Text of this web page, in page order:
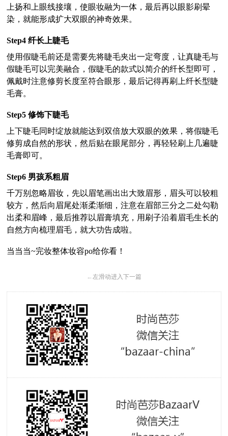
上扬和上眼线接壤，使眼妆融为一体，最后再以眼影刷晕
染，就能形成扩大双眼的神奇效果。
Step4纤长上睫毛
使用假睫毛前还是需要先将睫毛夹出一定弯度，让真睫毛与
假睫毛可以完美融合，假睫毛的款式以简介的纤长型即可，
佩戴时注意修剪长度至符合眼形，最后记得再刷上纤长型睫
毛膏。
Step5修饰下睫毛
上下睫毛同时绽放就能达到双倍放大双眼的效果，将假睫毛
修剪成自然的形状，然后贴在眼尾部分，再轻轻刷上几遍睫
毛膏即可。
Step6 男孩系粗眉
千万别忽略眉妆，先以眉笔画出出大致眉形，眉头可以较粗
较方，然后向眉尾处渐柔渐细，注意在眉部三分之二处勾勒
出柔和眉峰，最后推荐以眉膏填充，用刷子沿着眉毛生长的
自然方向梳理眉毛，就大功告成啦。
当当当~完妆整体妆容po给你看！
←左滑动进入下一篇